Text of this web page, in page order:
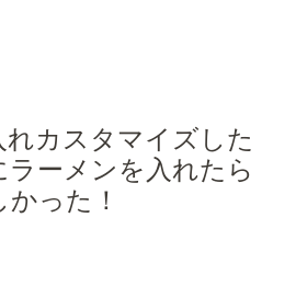
カスタマイズした
ーメンを入れたら
った！